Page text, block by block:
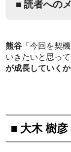
■ 読者への
熊谷 「今回を契
いきたいと思っ
が成長していく
■ 大木 樹彦